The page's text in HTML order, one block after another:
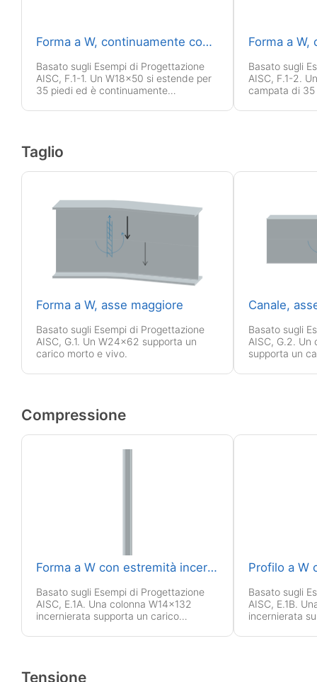
Forma a W, continuamente controventata
Basato sugli Esempi di Progettazione
AISC, F.1-1. Un W18x50 si estende per
35 piedi ed è continuamente
uniformi permanenti e variabili.
Forma a
Basato sugli
AISC, F.1-2.
campata di
carichi
Taglio
Forma a W, asse maggiore
Basato sugli Esempi di Progettazione
AISC, G.1. Un W24x62 supporta un
carico morto e vivo.
Canale,
Basato sugli
AISC, G.2. Un
supporta un
Compressione
Forma a W con estremità incernierate
Basato sugli Esempi di Progettazione
AISC, E.1A. Una colonna W14x132
incernierata supporta un carico
Basato sugli
AISC, E.1B.
incernierata
Tensione